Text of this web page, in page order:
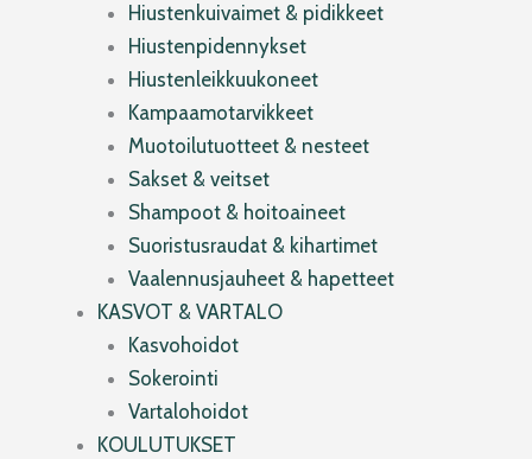
Hiustenkuivaimet & pidikkeet
Hiustenpidennykset
Hiustenleikkuukoneet
Kampaamotarvikkeet
Muotoilutuotteet & nesteet
Sakset & veitset
Shampoot & hoitoaineet
Suoristusraudat & kihartimet
Vaalennusjauheet & hapetteet
KASVOT & VARTALO
Kasvohoidot
Sokerointi
Vartalohoidot
KOULUTUKSET